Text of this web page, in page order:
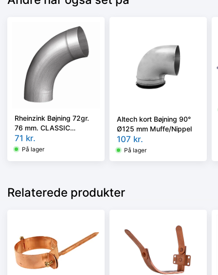
Rheinzink Bøjning 72gr.
76 mm. CLASSIC
walzblank - Tages ikke
retur -
71 kr.
På lager
Altech kort Bøjning 90°
Ø125 mm Muffe/Nippel
107 kr.
På lager
Relaterede produkter